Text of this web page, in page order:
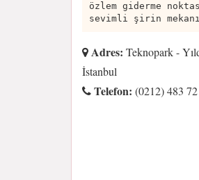
özlem giderme
sevimli şirin
Adres: Teknopark -
İstanbul
Telefon: (0212) 483